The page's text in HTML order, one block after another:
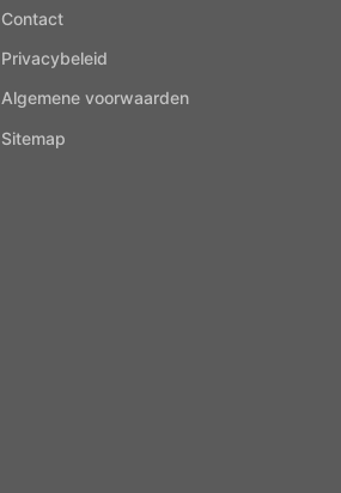
Contact
Privacybeleid
Algemene voorwaarden
Sitemap